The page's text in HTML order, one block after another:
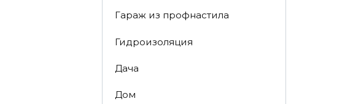
Гараж из профнастила
Гидроизоляция
Дача
Дом